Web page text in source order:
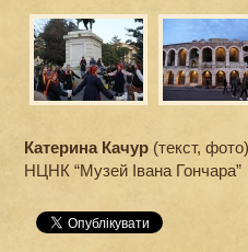
Катерина Качур (текст,
НЦНК “Музей Івана Гончара”